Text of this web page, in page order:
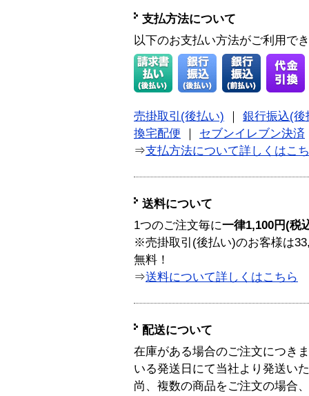
支払方法について
以下のお支払い方法がご利用で
売掛取引(後払い)
銀行振込(後
換宅配便
セブンイレブン決済
⇒支払方法について詳しくはこ
送料について
1つのご注文毎に一律1,100円(税
※売掛取引(後払い)のお客様は
無料！
⇒送料について詳しくはこちら
配送について
在庫がある場合のご注文につき
いる発送日にて当社より発送い
尚、複数の商品をご注文の場合